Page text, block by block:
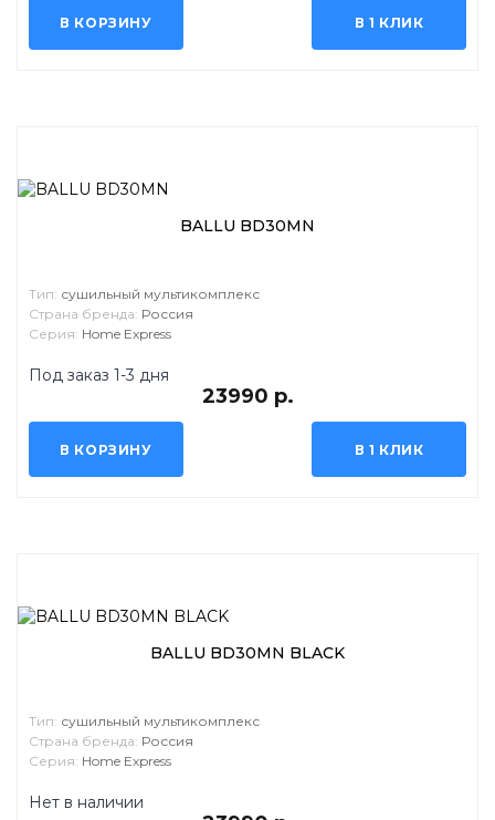
В КОРЗИНУ В 1 КЛИК
BALLU BD30MN
Тип: сушильный мультикомплекс
Страна бренда: Россия
Серия: Home Express
Под заказ 1-3 дня
23990 р.
В КОРЗИНУ В 1 КЛИК
BALLU BD30MN BLACK
Тип: сушильный мультикомплекс
Страна бренда: Россия
Серия: Home Express
Нет в наличии